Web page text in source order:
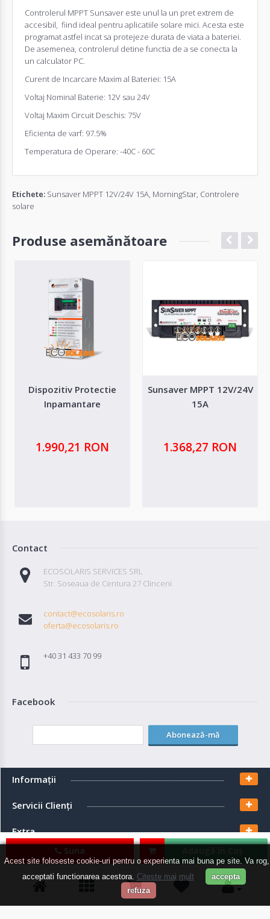
Acest site foloseste cookie-uri pentru o experienta mai buna pe site. Va rog,
acceptati functionarea acestora. Citeste mai mult
accepta
refuza
Controlerul MPPT Sunsaver este unul la un pret extrem de
accesibil, fiind ideal pentru aplicatiile solare mici. Acesta este
programat astfel incat sa protejeze durata de viata a bateriei.
De asemenea, controlerul detine functia de a se conecta la
un calculator PC.
Curent de Incarcare Maxim al Bateriei: 15A
Voltaj Nominal Baterie: 12V sau 24V
Voltaj Maxim Circuit Deschis: 75V
Eficienta de varf: 97.5%
Temperatura de Operare: -40C - 60C
Etichete: Sunsaver MPPT 12V/24V 15A MorningStar Controlere
solare
Produse asemănătoare
Dispozitiv Protectie
Inpamantare
1.990,21 RON
Sunsaver MPPT 12V/24V
15A
1.368,27 RON
Suna
Contact
ECOSOLARIS SERVICES SRL
Str. Soseaua de Centura 27 Clinceni
contact@ecosolaris.ro
oferta@ecosolaris.ro
+40 31 433 70 99
Facebook
Abonează-mă
Informaţii
Servicii Clienţi
Extra
Contul meu